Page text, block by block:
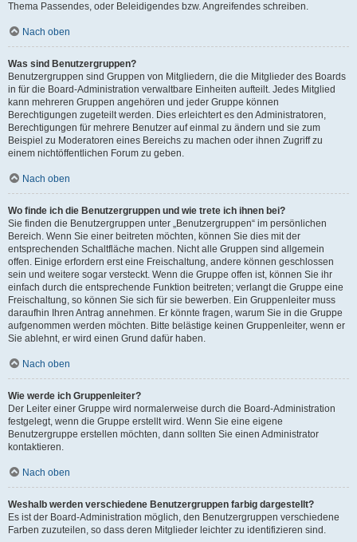
Thema Passendes, oder Beleidigendes bzw. Angreifendes schreiben.
Nach oben
Was sind Benutzergruppen?
Benutzergruppen sind Gruppen von Mitgliedern, die die Mitglieder des Boards
in für die Board-Administration verwaltbare Einheiten aufteilt. Jedes Mitglied
kann mehreren Gruppen angehören und jeder Gruppe können
Berechtigungen zugeteilt werden. Dies erleichtert es den Administratoren,
Berechtigungen für mehrere Benutzer auf einmal zu ändern und sie zum
Beispiel zu Moderatoren eines Bereichs zu machen oder ihnen Zugriff zu
einem nichtöffentlichen Forum zu geben.
Nach oben
Wo finde ich die Benutzergruppen und wie trete ich ihnen bei?
Sie finden die Benutzergruppen unter „Benutzergruppen“ im persönlichen
Bereich. Wenn Sie einer beitreten möchten, können Sie dies mit der
entsprechenden Schaltfläche machen. Nicht alle Gruppen sind allgemein
offen. Einige erfordern erst eine Freischaltung, andere können geschlossen
sein und weitere sogar versteckt. Wenn die Gruppe offen ist, können Sie ihr
einfach durch die entsprechende Funktion beitreten; verlangt die Gruppe eine
Freischaltung, so können Sie sich für sie bewerben. Ein Gruppenleiter muss
daraufhin Ihren Antrag annehmen. Er könnte fragen, warum Sie in die Gruppe
aufgenommen werden möchten. Bitte belästige keinen Gruppenleiter, wenn er
Sie ablehnt, er wird einen Grund dafür haben.
Nach oben
Wie werde ich Gruppenleiter?
Der Leiter einer Gruppe wird normalerweise durch die Board-Administration
festgelegt, wenn die Gruppe erstellt wird. Wenn Sie eine eigene
Benutzergruppe erstellen möchten, dann sollten Sie einen Administrator
kontaktieren.
Nach oben
Weshalb werden verschiedene Benutzergruppen farbig dargestellt?
Es ist der Board-Administration möglich, den Benutzergruppen verschiedene
Farben zuzuteilen, so dass deren Mitglieder leichter zu identifizieren sind.